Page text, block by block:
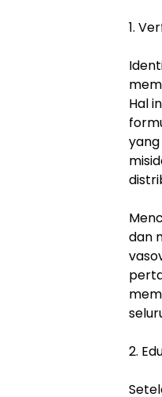
1.
Hal
dan
2.